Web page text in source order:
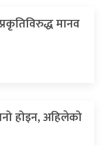
मानव
होइन, अहिलेको